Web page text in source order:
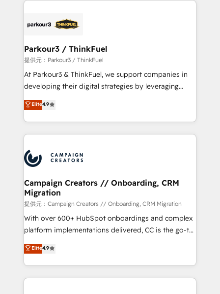
strategies that integrate data-driven marketing,
companies scale faster and smarter. 🔹 BOOMS:
Demand generation for all your buyers With BOOMS,
you invest in 100% of your buyers, accelerating your
growth and positioning yourself as an undisputed
transformation process A methodology designed to
implement HubSpot effectively and optimize your
record of business transformation, our growth-first
approach has helped brands dominate their
Parkour3 / ThinkFuel
提供元：Parkour3 / ThinkFuel
At Parkour3 & ThinkFuel, we support companies in
developing their digital strategies by leveraging
technologies and automating their marketing and
sales processes to generate growth. Our offer spans
from Strategy to Operations. We specialize in CRM
onboarding and implementation, web design, sales
extensive experience working with tech companies
and manufacturers since 2002, we are committed to
empowering our clients and developing their
autonomy. Get to grips with HubSpot through
guided implementation and seamless integration of
the CRM platform into your digital ecosystem. Would
you like support in deploying your inbound
to your needs and sales objectives. With 125+
certifications, we are part of the most certified
Elite4.9
Campaign Creators // Onboarding, CRM
Migration
提供元：Campaign Creators // Onboarding, CRM Migration
With over 600+ HubSpot onboardings and complex
platform implementations delivered, CC is the go-to
Elite Solutions Partner for businesses ready to
migrate, replatform, and scale smarter. We specialize
in high-impact CRM and CMS migrations and
onboarding from platforms like Salesforce, NetSuite,
Elite4.9